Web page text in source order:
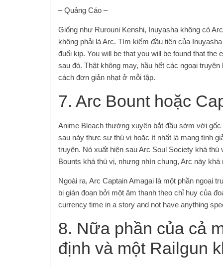
– Quảng Cáo –
Giống như Rurouni Kenshi, Inuyasha không có
không phải là Arc. Tìm kiếm đầu tiên của
đuổi kịp. You will be that you will be found that
sau đó. Thật không may, hầu hết các ngoại
cách đơn giản nhạt ở mỗi tập.
7. Arc Bount hoặc
Anime Bleach thường xuyên bắt đầu sớm với gốc
sau này thực sự thú vị hoặc ít nhất là mang tính
truyện. Nó xuất hiện sau Arc Soul Society khá
Bounts khá thú vị, nhưng nhìn chung, Arc này khá
Ngoài ra, Arc Captain Amagai là một phần ngoại
bị gián đoạn bởi một âm thanh theo chỉ huy của
currency time in a story and not have anything
8. Nữa phần của cả
định và một Railgun